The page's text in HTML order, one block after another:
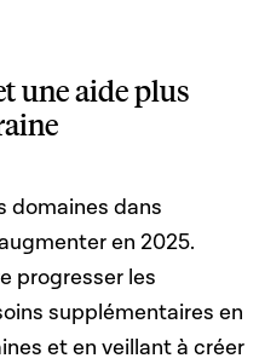
une aide plus
domaines dans
en 2025.
progresser les
supplémentaires en
et en veillant à créer